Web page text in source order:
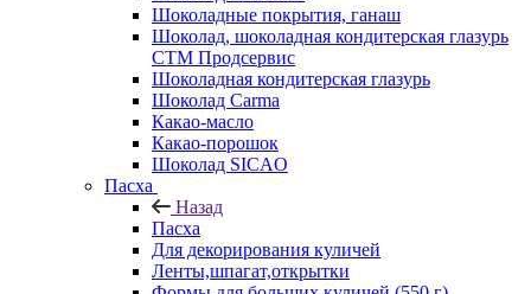
Шоколадные покрытия, ганаш
Шоколад, шоколадная кондитерская глазурь
СТМ Продсервис
Шоколадная кондитерская глазурь
Шоколад Carma
Какао-масло
Какао-порошок
Шоколад SICAO
Пасха
Назад
Пасха
Для декорирования куличей
Ленты,шпагат,открытки